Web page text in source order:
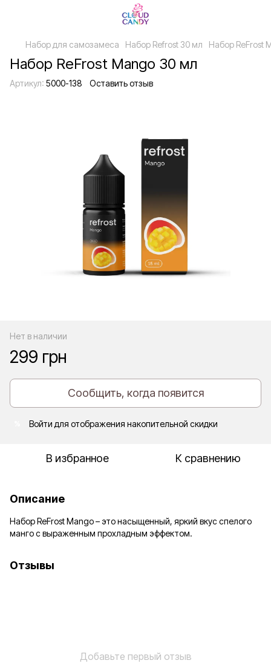
Набор для самозамеса Набор Refrost 30 мл Набор ReFrost
Набор ReFrost Mango 30 мл
Артикул: 5000-138 Оставить отзыв
Нет в наличии
299 грн
Сообщить, когда появится
Войти для отображения накопительной скидки
В избранное К сравнению
Описание
Набор ReFrost Mango – это насыщенный, яркий вкус спелого
манго с выраженным прохладным эффектом.
Отзывы
Добавьте первый отзыв